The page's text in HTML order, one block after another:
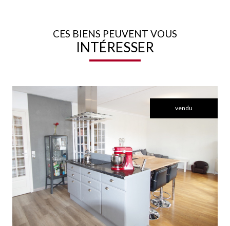
CES BIENS PEUVENT VOUS
INTÉRESSER
vendu
voir le bien